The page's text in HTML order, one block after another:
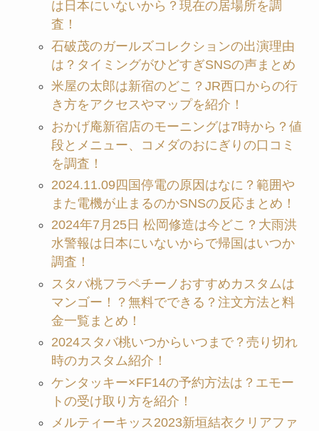
は日本にいないから？現在の居場所を調
査！
石破茂のガールズコレクションの出演理由
は？タイミングがひどすぎSNSの声まとめ
米屋の太郎は新宿のどこ？JR西口からの行
き方をアクセスやマップを紹介！
おかげ庵新宿店のモーニングは7時から？値
段とメニュー、コメダのおにぎりの口コミ
を調査！
2024.11.09四国停電の原因はなに？範囲や
また電機が止まるのかSNSの反応まとめ！
2024年7月25日 松岡修造は今どこ？大雨洪
水警報は日本にいないからで帰国はいつか
調査！
スタバ桃フラペチーノおすすめカスタムは
マンゴー！？無料でできる？注文方法と料
金一覧まとめ！
2024スタバ桃いつからいつまで？売り切れ
時のカスタム紹介！
ケンタッキー×FF14の予約方法は？エモー
トの受け取り方を紹介！
メルティーキッス2023新垣結衣クリアファ